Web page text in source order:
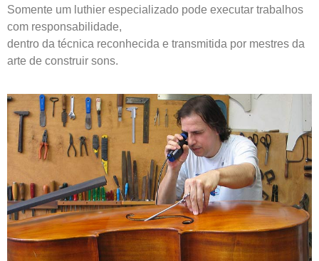
Somente um luthier especializado pode executar trabalhos
com responsabilidade,
dentro da técnica reconhecida e transmitida por mestres da
arte de construir sons.